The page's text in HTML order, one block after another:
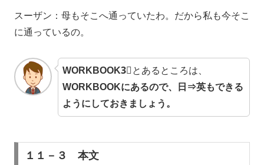
スーザン：母もそこへ通っていたわ。だから私も今そこ
に通っているの。
WORKBOOK3⃣ とあるところは、
WORKBOOKにあるので、日⇒英もできる
ようにしておきましょう。
１１－３ 本文